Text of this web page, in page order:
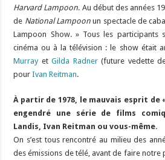
Harvard Lampoon. Au début des années
de National Lampoonun spectacle de
Lampoon Show. » Tous les participants
cinéma ou à la télévision : le show était
MurrayetGilda Radner(future vedette
pourIvan Reitman.
À partir de 1978, le mauvais esprit de
engendré une série de films
Landis, Ivan Reitman ou vous-même.
On s’est tous rencontré au milieu des
des émissions de télé, avant de faire notre